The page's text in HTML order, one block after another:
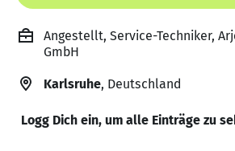
Angestellt, Service-Techniker,
GmbH
Karlsruhe, Deutschland
Logg Dich ein, um alle Einträge zu